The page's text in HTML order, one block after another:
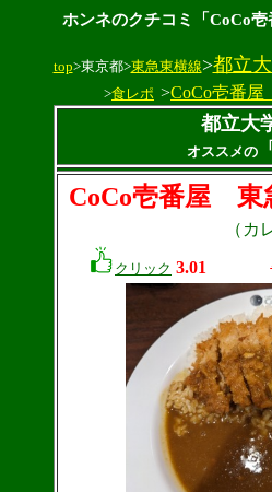
ホンネのクチコミ「CoCo
top>東京都>東急東横線>都立
>食レポ >CoCo壱番
都立大
オススメの
CoCo壱番屋 東
（カ
クリック 3.01